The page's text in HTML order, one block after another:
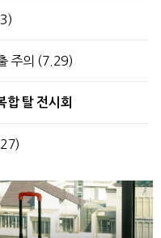
주의 (7.29)
합 탈 전시회